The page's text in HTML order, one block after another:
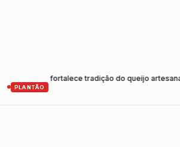
PLANTÃO
e fortalece tradição do queijo artesanal